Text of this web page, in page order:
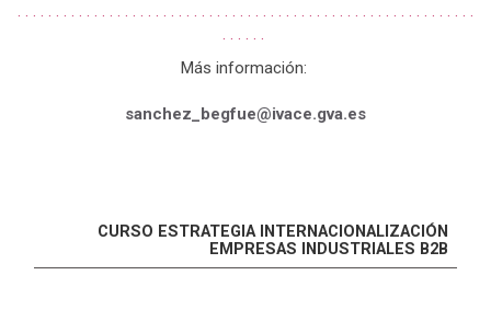
. . . . . . . . . . . . . . . . . . . . . . . . . . . . . . . . . . . . . . . . . . . . . . . . . . . . . . . . . . . .
. . . . . .
Más información:
sanchez_ begfue@ivace.gva.es
CURSO ESTRATEGIA INTERNACIONALIZACIÓN
EMPRESAS INDUSTRIALES B2B